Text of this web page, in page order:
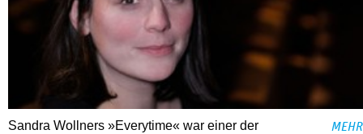
Sandra Wollners »Everytime« war einer der
MEHR